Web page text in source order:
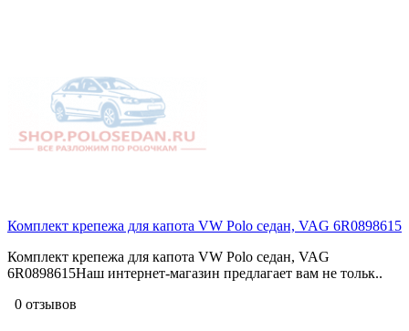
Комплект крепежа для капота VW Polo седан, VAG 6R0898615
Комплект крепежа для капота VW Polo седан, VAG
6R0898615Наш интернет-магазин предлагает вам не тольк..
0 отзывов